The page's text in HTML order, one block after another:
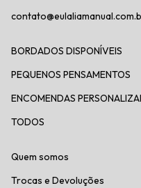
BORDADOS DISPONÍVEIS
PEQUENOS PENSAMENTOS
ENCOMENDAS
TODOS
Quem somos
Trocas e Devoluções